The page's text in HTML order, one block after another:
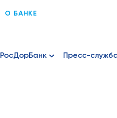
О БАНКЕ
РосДорБанк Пресс-